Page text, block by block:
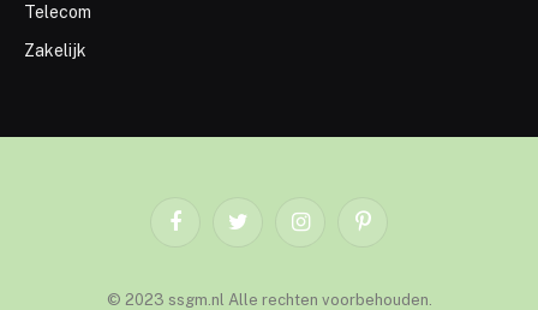
Telecom
Zakelijk
FacebookTwitter InstagramPinterest
© 2023 ssgm.nl Alle rechten voorbehouden.